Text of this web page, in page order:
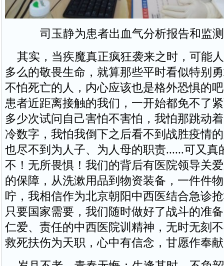
司玉静为患者出血气分析报告和监
其实，当疾魔真正疯狂袭来之时，可能
多么的敬畏生命，就算那些平时看似特别
不怕死亡的人，内心应该也是格外恐惧的
患者近距离接触的我们，一开始都免不了
多少次试问自己害怕不害怕，我怕那跳动
冷数字，我怕我倒下之后看不到战胜疫情
也尽不到为人子、为人母的职责......可又真
不！无所畏惧！我们的背后有医院领导关
的保障，从洗漱用品到物资装备，一件件
咛，我相信作为北京朝阳中西医结合急诊
只要国家需要，我们随时做好了战斗的准
仁爱、责任的中西医院训精神，无时无刻
救死扶伤为天职，心中有信念，甘愿作奉